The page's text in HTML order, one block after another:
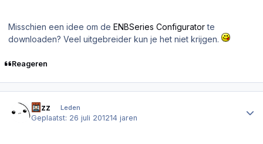
Misschien een idee om de ENBSeries Configuratorte
downloaden? Veel uitgebreider kun je het niet krijgen.
Reageren
Fezz Leden
Geplaatst: 26 juli 201214 jaren